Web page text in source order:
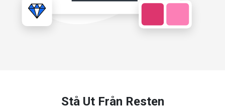
Stå Ut Från Resten